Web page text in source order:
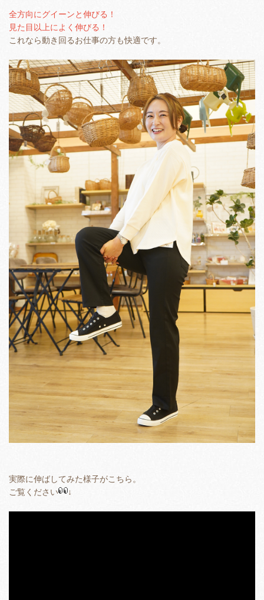
全方向にグイーンと伸びる！
見た目以上によく伸びる！
これなら動き回るお仕事の方も快適です。
実際に伸ばしてみた様子がこちら。
ご覧ください
↓